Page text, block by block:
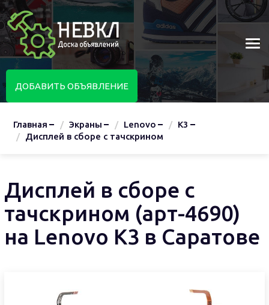
ДОБАВИТЬ ОБЪЯВЛЕНИЕ
Главная Экраны Lenovo
K3
Дисплей в сборе с тачскрином
Дисплей в сборе с
тачскрином (арт-4690)
на Lenovo K3 в Саратове